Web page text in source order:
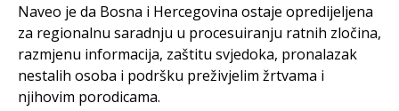
Naveo je da Bosna i Hercegovina ostaje opredijeljena
za regionalnu saradnju u procesuiranju ratnih zločina,
razmjenu informacija, zaštitu svjedoka, pronalazak
nestalih osoba i podršku preživjelim žrtvama i
njihovim porodicama.